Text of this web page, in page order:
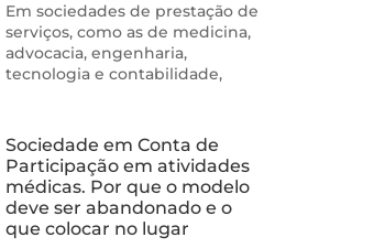
Em sociedades de prestação de
serviços, como as de medicina,
advocacia, engenharia,
tecnologia e contabilidade,
Sociedade em Conta de
Participação em atividades
médicas. Por que o modelo
deve ser abandonado e o
que colocar no lugar